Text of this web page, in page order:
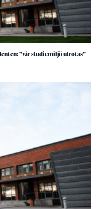
”vår studiemiljö utrotas”